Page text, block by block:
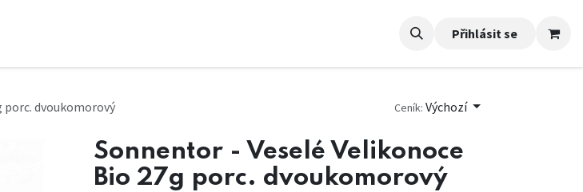
Přihlásit se
porc. dvoukomorový Ceník: Výchozí
Sonnentor - Veselé Velikonoce
Bio 27g porc. dvoukomorový